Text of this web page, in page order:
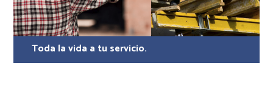
Toda la vida a tu servicio.